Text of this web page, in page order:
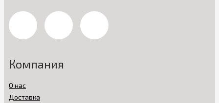
Компания
О нас
Доставка